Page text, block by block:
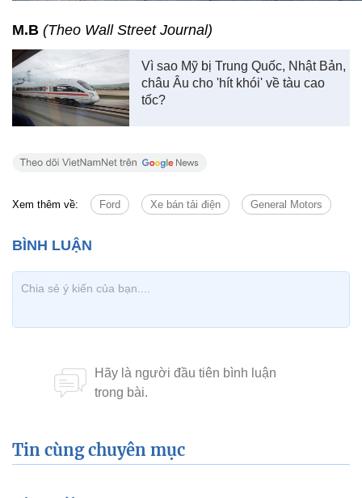
M.B (Theo Wall Street Journal)
Vì sao Mỹ bị Trung Quốc, Nhật Bản,
châu Âu cho 'hít khói' về tàu cao
tốc?
Xem thêm về: Ford Xe bán tải điện General Motors
Tin cùng chuyên mục